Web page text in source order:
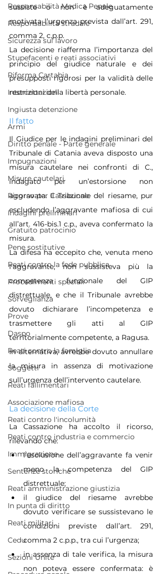
Responsabilità Medica Penale
Responsabilità stradale
Sicurezza sul lavoro
Stupefacenti e reati associativi
Riforma Cartabia
Intercettazioni
Ingiusta detenzione
Armi
Diritto penale - Parte generale
Impugnazioni
Misure cautelari
Ricorso per Cassazione
Indagini preliminari
Gratuito patrocinio
Pene sostitutive
Reati contro la fede pubblica
Procedimenti speciali
Sorveglianza
Prove
Daspo
Reati contro la famiglia
Soggetti
Reati fallimentari
Associazione mafiosa
Reati contro l'incolumità
Reati contro industria e commercio
Immigrazione
Sentenze storiche
Reati amministrazione giustizia
In punta di diritto
Reati militari
Cedu
Sezioni Unite
sussiste o non è adeguatamente
motivata l’urgenza prevista dall’art. 291,
comma 2, c.p.p.
La decisione riafferma l’importanza del
principio del giudice naturale e dei
presupposti rigorosi per la validità delle
restrizioni della libertà personale.
Il fatto
Il Giudice per le indagini preliminari del
Tribunale di Catania aveva disposto una
misura cautelare nei confronti di C.,
indagato per un’estorsione non
aggravata. Il Tribunale del riesame, pur
escludendo l’aggravante mafiosa di cui
all’art. 416-bis.1 c.p., aveva confermato la
misura.
La difesa ha eccepito che, venuta meno
l’aggravante, non sussisteva più la
competenza funzionale del GIP
distrettuale, e che il Tribunale avrebbe
dovuto dichiarare l’incompetenza e
trasmettere gli atti al GIP
territorialmente competente, a Ragusa.
In alternativa, avrebbe dovuto annullare
la misura in assenza di motivazione
sull’urgenza dell’intervento cautelare.
La decisione della Corte
La Cassazione ha accolto il ricorso,
rilevando che:
l’esclusione dell’aggravante fa venir
meno la competenza del GIP
distrettuale;
il giudice del riesame avrebbe
dovuto verificare se sussistevano le
condizioni previste dall’art. 291,
comma 2 c.p.p., tra cui l’urgenza;
in assenza di tale verifica, la misura
non poteva essere confermata: è